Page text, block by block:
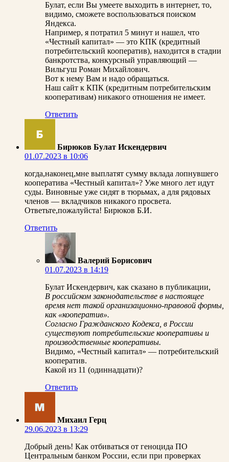
Булат, если Вы умеете выходить в интернет, то,
видимо, сможете воспользоваться поиском
Яндекса.
Например, я потратил 5 минут и нашел, что
«Честный капитал» — это КПК (кредитный
потребительский кооператив), находится в стадии
банкротства, конкурсный управляющий —
Вильгуш Роман Михайлович.
Вот к нему Вам и надо обращаться.
Наш сайт к КПК (кредитным потребительским
кооперативам) никакого отношения не имеет.
Ответить
Бирюков Булат Искендервич
01.07.2023 в 10:06
когда,наконец,мне выплатят сумму вклада лопнувшего
кооператива «Честный капитал»? Уже много лет идут
суды. Виновные уже сидят в тюрьмах, а для рядовых
членов — вкладчиков никакого просвета.
Ответьте,пожалуйста! Бирюков Б.И.
Ответить
Валерий Борисович
01.07.2023 в 14:19
Булат Искендервич, как сказано в публикации,
В российском законодательстве в настоящее
время нет такой организационно-правовой формы,
как «кооператив».
Согласно Гражданского Кодекса, в России
существуют потребительские кооперативы и
производственные кооперативы.
Видимо, «Честный капитал» — потребительский
кооператив.
Какой из 11 (одиннадцати)?
Ответить
Михаил Герц
29.06.2023 в 13:29
Добрый день! Как отбиваться от геноцида ПО
Центральным банком России, если при проверках